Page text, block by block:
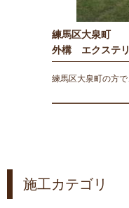
練馬区大泉町
外構 エクステ
練馬区大泉町の方で
施工カテゴリ